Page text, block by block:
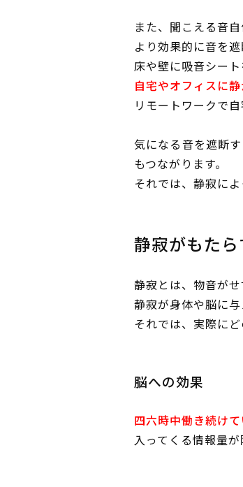
また、聞こえる音
より効果的に音を
床や壁に吸音シー
自宅やオフィスに
リモートワークで
気になる音を遮断
もつながります。
それでは、静寂に
静寂がもた
静寂とは、物音がせ
静寂が身体や脳に
それでは、実際に
脳への効果
四六時中働き続け
入ってくる情報量